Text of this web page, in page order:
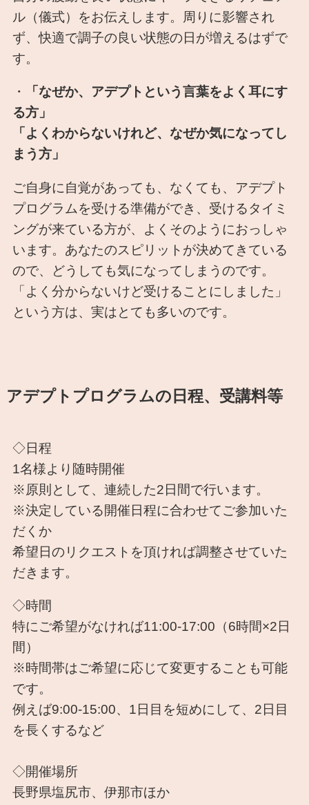
ル（儀式）をお伝えします。周りに影響され
ず、快適で調子の良い状態の日が増えるはずで
す。
・
「なぜか、アデプトという言葉をよく耳にす
る方」
「よくわからないけれど、なぜか気になってし
まう方」
ご自身に自覚があっても、なくても、アデプト
プログラムを受ける準備ができ、受けるタイミ
ングが来ている方が、よくそのようにおっしゃ
います。あなたのスピリットが決めてきている
ので、どうしても気になってしまうのです。
「よく分からないけど受けることにしました」
という方は、実はとても多いのです。
アデプトプログラムの日程、受講料等
◇日程
1名様より随時開催
※原則として、連続した2日間で行います。
※決定している開催日程に合わせてご参加いた
だくか
希望日のリクエストを頂ければ調整させていた
だきます。
◇時間
特にご希望がなければ11:00-17:00（6時間×2日
間）
※時間帯はご希望に応じて変更することも可能
です。
例えば9:00-15:00、1日目を短めにして、2日目
を長くするなど
◇開催場所
長野県塩尻市、伊那市ほか